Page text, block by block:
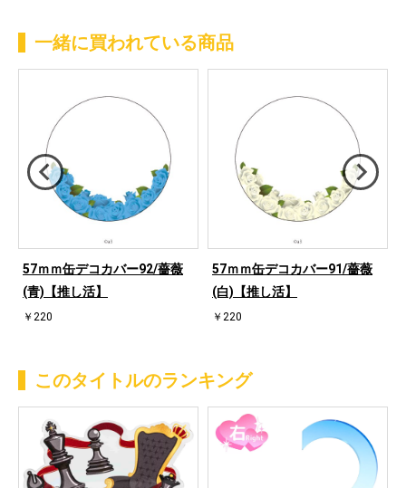
一緒に買われている商品
57ｍｍ缶デコカバー92/薔薇
(青)【推し活】
￥220
57ｍｍ缶デコカバー91/薔薇
(白)【推し活】
￥220
このタイトルのランキング